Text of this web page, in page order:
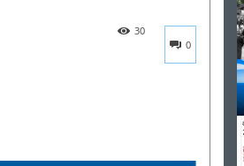
0
30